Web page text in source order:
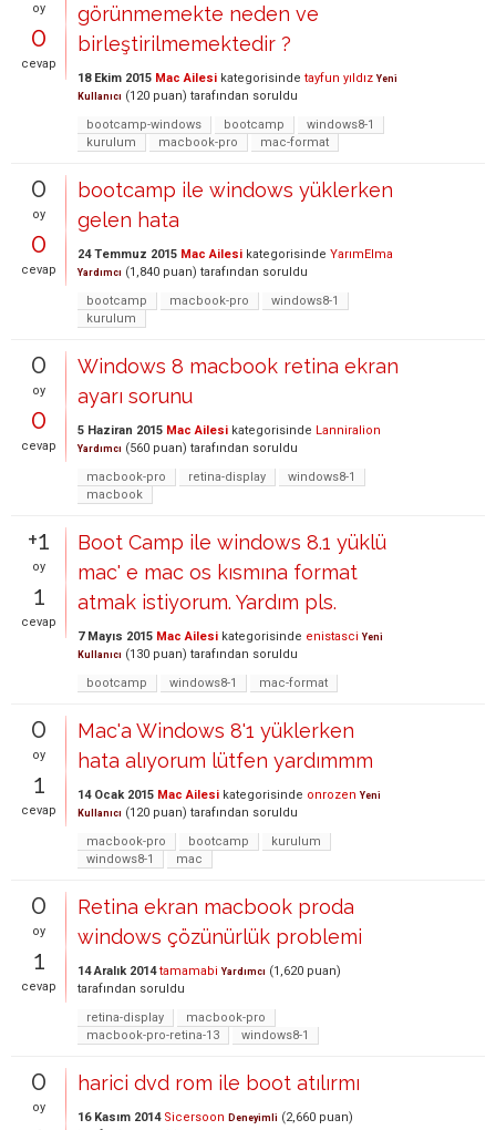
oy
0
cevap
görünmemekte neden ve
birleştirilmemektedir ?
18 Ekim 2015 Mac Ailesi kategorisinde tayfun yıldız Yeni
Kullanıcı (120 puan) tarafından soruldu
bootcamp-windows
bootcamp
windows8-1
kurulum
macbook-pro mac-format
0
oy
0
cevap
bootcamp ile windows yüklerken
gelen hata
24 Temmuz 2015 Mac Ailesi kategorisinde YarımElma
Yardımcı (1,840 puan) tarafından soruldu
bootcamp
macbook-pro
windows8-1
kurulum
0
oy
0
cevap
Windows 8 macbook retina ekran
ayarı sorunu
5 Haziran 2015 Mac Ailesi kategorisinde Lanniralion
Yardımcı (560 puan) tarafından soruldu
macbook-pro
retina-display
windows8-1
macbook
+1
oy
1
cevap
Boot Camp ile windows 8.1 yüklü
mac' e mac os kısmına format
atmak istiyorum. Yardım pls.
7 Mayıs 2015 Mac Ailesi kategorisinde enistasci Yeni
Kullanıcı (130 puan) tarafından soruldu
bootcamp
windows8-1 mac-format
0
oy
1
cevap
Mac'a Windows 8'1 yüklerken
hata alıyorum lütfen yardımmm
14 Ocak 2015 Mac Ailesi kategorisinde onrozen Yeni
Kullanıcı (120 puan) tarafından soruldu
macbook-pro
bootcamp
kurulum
windows8-1
mac
0
oy
1
cevap
Retina ekran macbook proda
windows çözünürlük problemi
14 Aralık 2014 tamamabi Yardımcı (1,620 puan)
tarafından soruldu
retina-display
macbook-pro
macbook-pro-retina-13
windows8-1
0
oy
harici dvd rom ile boot atılırmı
16 Kasım 2014 Sicersoon Deneyimli (2,660 puan)